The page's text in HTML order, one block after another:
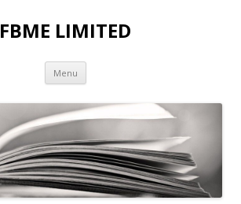
FBME LIMITED
Menu Skip to content